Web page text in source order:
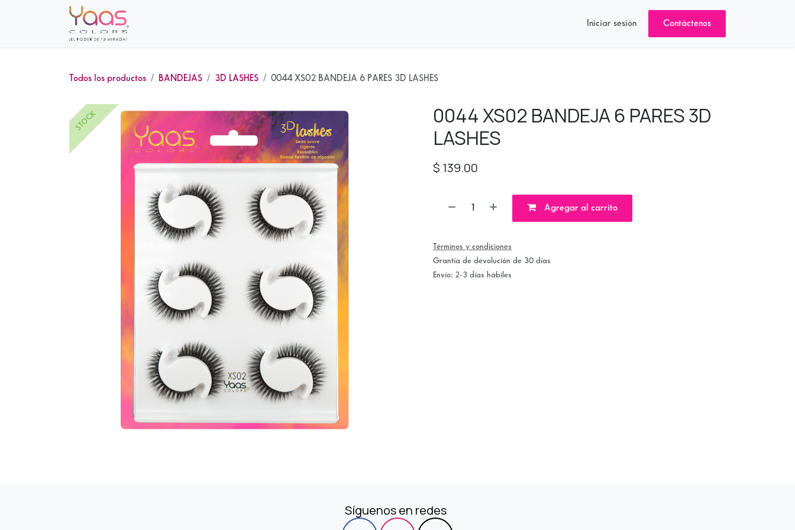
Iniciar sesión Contáctenos
Todos los productos BANDEJAS 3D LASHES 0044 XS02 BANDEJA 6 PARES 3D LASHES
STOCK
0044 XS02 BANDEJA 6 PARES 3D
LASHES
$ 139.00
Agregar al carrito
Términos y condiciones
Grantía de devolución de 30 días
Envío: 2-3 días hábiles
Síguenos en redes